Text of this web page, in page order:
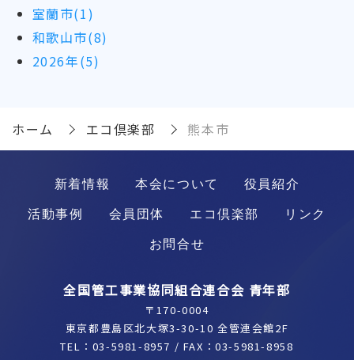
室蘭市(1)
和歌山市(8)
2026年(5)
ホーム エコ倶楽部 熊本市
新着情報 本会について
役員紹介
活動事例
会員団体 エコ倶楽部
リンク
お問合せ
全国管工事業協同組合連合会 青年部
〒170-0004
東京都豊島区北大塚3-30-10 全管連会館2F
TEL： 03-5981-8957 / FAX：03-5981-8958